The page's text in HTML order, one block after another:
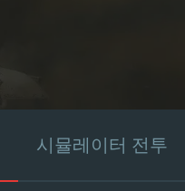
시뮬레이터 전투